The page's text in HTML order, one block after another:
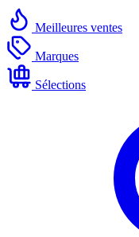
Meilleures ventes
Marques
Sélections